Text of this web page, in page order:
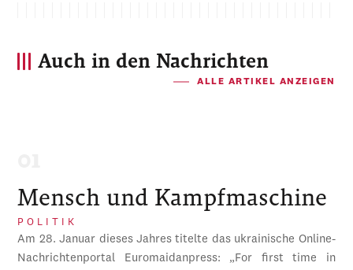
Auch in den Nachrichten
ALLE ARTIKEL ANZEIGEN
Mensch und Kampfmaschine
POLITIK
Am 28. Januar dieses Jahres titelte das ukrainische Online-
Nachrichtenportal Euromaidanpress: „For first time in